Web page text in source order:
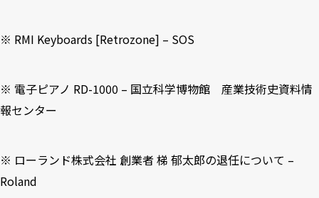
※ RMI Keyboards [Retrozone] – SOS
※ 電子ピアノ RD-1000 – 国立科学博物館 産業技術史資料情
報センター
※ ローランド株式会社 創業者 梯 郁太郎の退任について –
Roland